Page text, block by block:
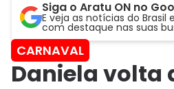
Siga o Aratu ON no
E veja as notícias do Brasil
com destaque nas suas
CARNAVAL
Daniela volta